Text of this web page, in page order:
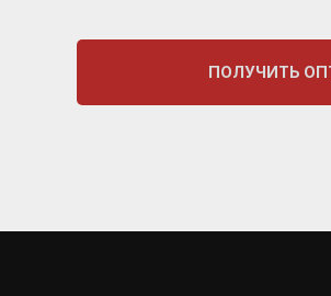
ПОЛУЧИТЬ